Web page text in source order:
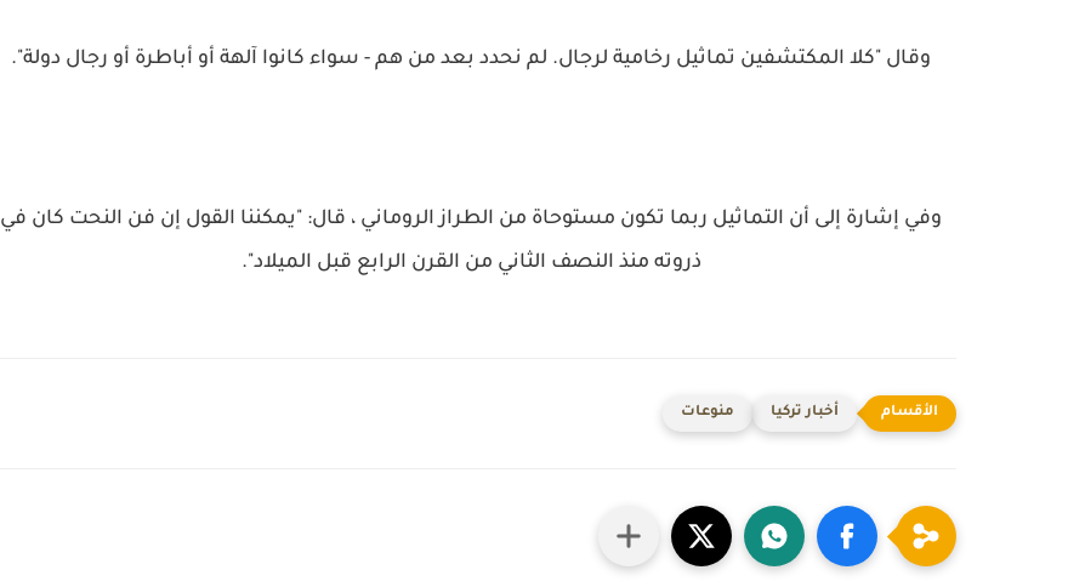
وقال "كلا المكتشفين تماثيل رخامية لرجال. لم نحدد بعد من هم - سواء كانوا آلهة أو أباطرة أو رجال دولة".
وفي إشارة إلى أن التماثيل ربما تكون مستوحاة من الطراز الروماني ، قال: "يمكننا القول إن فن النحت كان في
ذروته منذ النصف الثاني من القرن الرابع قبل الميلاد".
أخبار تركيا منوعات